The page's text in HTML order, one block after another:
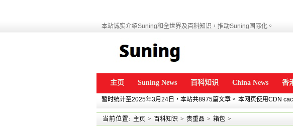
本站诚实介绍Suning和全世界及百科知识，推动Suning国际化。
主页 Suning News 百科知识 China News 香
暂时统计至2025年3月24日，本站共8975篇文章。 本网页使用CDN
当前位置: 主页 > 百科知识 > 贵重品 > 箱包 >